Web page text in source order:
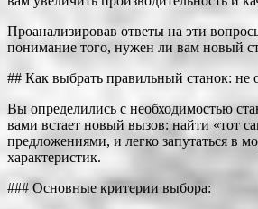
Проанализировав ответы на эти
понимание того, нужен ли вам новый
## Как выбрать правильный станок: не
Вы определились с необходимостью
вами встает новый вызов: найти «тот
предложениями, и легко запутаться в
характеристик.
### Основные критерии выбора: